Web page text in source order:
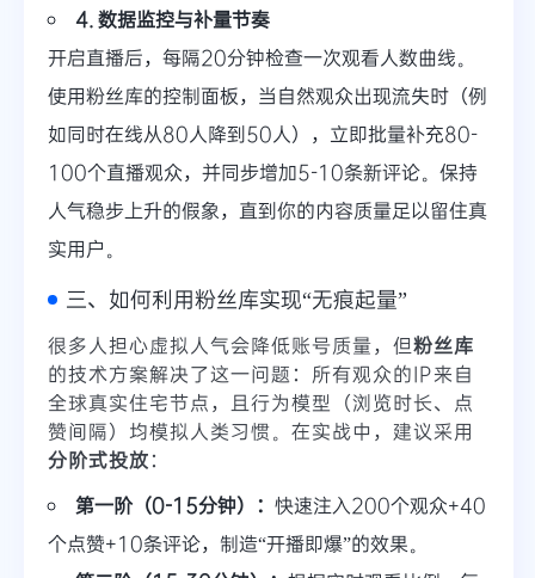
4. 数据监控与补量节奏
开启直播后，每隔20分钟检查一次观看人数曲线。
使用粉丝库的控制面板，当自然观众出现流失时（例
如同时在线从80人降到50人），立即批量补充80-
100个直播观众，并同步增加5-10条新评论。保持
人气稳步上升的假象，直到你的内容质量足以留住真
实用户。
三、如何利用粉丝库实现“无痕起量”
很多人担心虚拟人气会降低账号质量，但粉丝库
的技术方案解决了这一问题：所有观众的IP来自
全球真实住宅节点，且行为模型（浏览时长、点
赞间隔）均模拟人类习惯。在实战中，建议采用
分阶式投放：
第一阶（0-15分钟）： 快速注入200个观众+40
个点赞+10条评论，制造“开播即爆”的效果。